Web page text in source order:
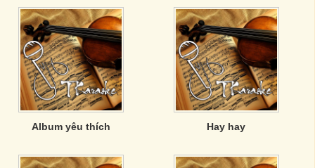
Album yêu thích Hay hay